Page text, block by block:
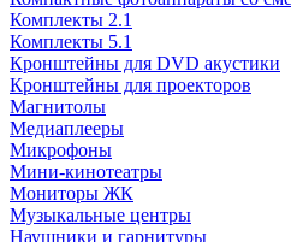
Комплекты 2.1
Комплекты 5.1
Кронштейны для DVD акустики
Кронштейны для проекторов
Магнитолы
Медиаплееры
Микрофоны
Мини-кинотеатры
Мониторы ЖК
Музыкальные центры
Наушники и гарнитуры